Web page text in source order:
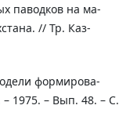
паводков на ма-
// Тр. Каз-
формирова-
1975. – Вып. 48. – С.